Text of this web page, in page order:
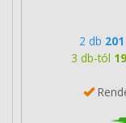
2 db
3 db-tól